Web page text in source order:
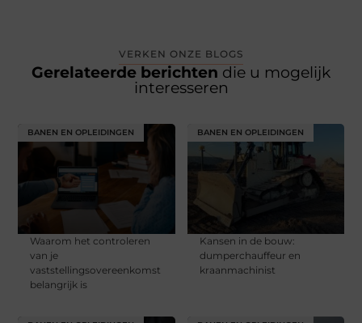
VERKEN ONZE BLOGS
Gerelateerde berichten die u mogelijk
interesseren
BANEN EN OPLEIDINGEN
Waarom het controleren
van je
vaststellingsovereenkomst
belangrijk is
BANEN EN OPLEIDINGEN
Kansen in de bouw:
dumperchauffeur en
kraanmachinist